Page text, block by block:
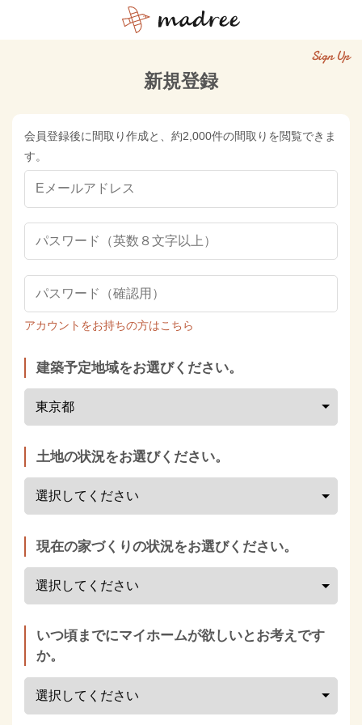
Sign Up
新規登録
会員登録後に間取り作成と、約2,000件の間取りを閲覧できま
す。
アカウントをお持ちの方はこちら
建築予定地域をお選びください。
土地の状況をお選びください。
現在の家づくりの状況をお選びください。
いつ頃までにマイホームが欲しいとお考えです
か。